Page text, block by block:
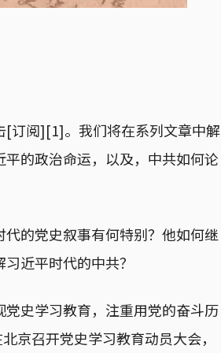
[订阅][1]。我们将在系列文章中解
的政治命运，以及，中共如何论
的党史叙事有何特别？他如何继
近平时代的中共？
史学习教育，注重用党的奋斗历
京召开党史学习教育动员大会，